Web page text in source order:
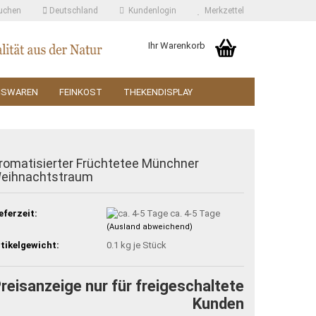
Deutschland Kundenlogin Merkzettel
Ihr Warenkorb
FEINKOST THEKENDISPLAY
Früchtetee Münchner
ca. 4-5 Tage
(Ausland abweichend)
0.1 kg je Stück
nur für freigeschaltete
Kunden